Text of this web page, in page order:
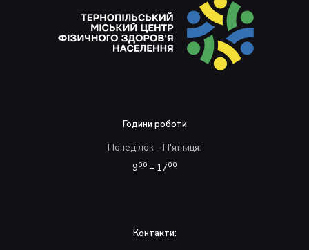
Години роботи
Понеділок – П'ятниця:
900 – 1700
Контакти: